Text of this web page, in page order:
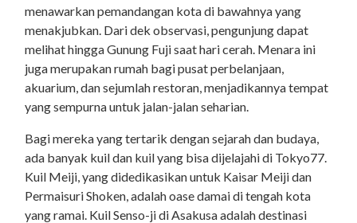
menawarkan pemandangan kota di bawahnya yang
menakjubkan. Dari dek observasi, pengunjung dapat
melihat hingga Gunung Fuji saat hari cerah. Menara ini
juga merupakan rumah bagi pusat perbelanjaan,
akuarium, dan sejumlah restoran, menjadikannya tempat
yang sempurna untuk jalan-jalan seharian.
Bagi mereka yang tertarik dengan sejarah dan budaya,
ada banyak kuil dan kuil yang bisa dijelajahi di Tokyo77.
Kuil Meiji, yang didedikasikan untuk Kaisar Meiji dan
Permaisuri Shoken, adalah oase damai di tengah kota
yang ramai. Kuil Senso-ji di Asakusa adalah destinasi